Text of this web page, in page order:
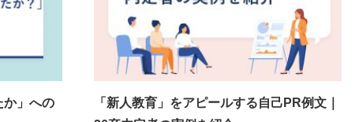
か」への
「新人教育」をアピールする自己PR例文｜